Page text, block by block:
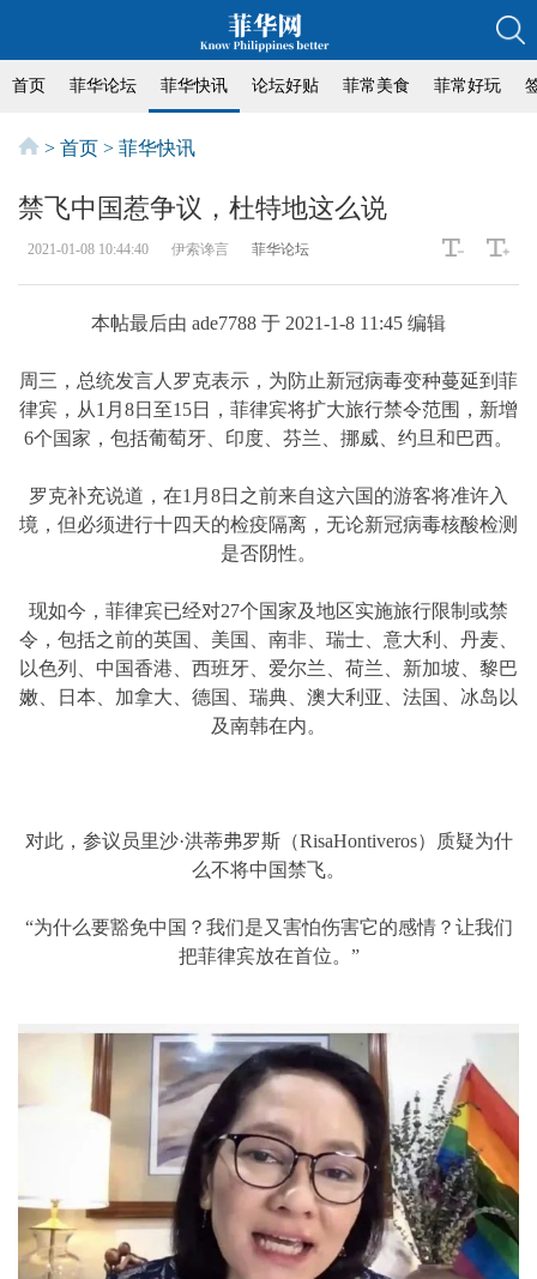
首页 菲华论坛 菲华快讯 论坛好贴 菲常美食 菲常好玩
> 首页 > 菲华快讯
禁飞中国惹争议，杜特地这么说
2021-01-08 10:44:40 伊索谗言 菲华论坛
本帖最后由 ade7788 于 2021-1-8 11:45 编辑
周三，总统发言人罗克表示，为防止新冠病毒变种蔓延到菲
律宾，从1月8日至15日，菲律宾将扩大旅行禁令范围，新增
6个国家，包括葡萄牙、印度、芬兰、挪威、约旦和巴西。
罗克补充说道，在1月8日之前来自这六国的游客将准许入
境，但必须进行十四天的检疫隔离，无论新冠病毒核酸检测
是否阴性。
现如今，菲律宾已经对27个国家及地区实施旅行限制或禁
令，包括之前的英国、美国、南非、瑞士、意大利、丹麦、
以色列、中国香港、西班牙、爱尔兰、荷兰、新加坡、黎巴
嫩、日本、加拿大、德国、瑞典、澳大利亚、法国、冰岛以
及南韩在内。
对此，参议员里沙·洪蒂弗罗斯（RisaHontiveros）质疑为什
么不将中国禁飞。
“为什么要豁免中国？我们是又害怕伤害它的感情？让我们
把菲律宾放在首位。”